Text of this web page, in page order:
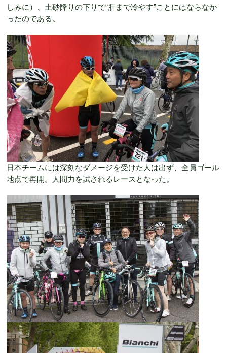
しみに）、土砂降りの下りで“肝まで冷やす”ことにはならなか
ったのである。
日本チームには深刻なダメージを受けた人は出ず、全員ゴール
地点で再開。人間力を試されるレースとなった。